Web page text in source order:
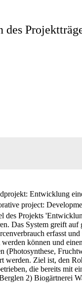
des
Entwicklung
project:
des Projekts
Das System greift
erfasst
werden können und
(Photosynthese,
werden. Ziel ist, den
die bereits mit
2) Biogärtnerei